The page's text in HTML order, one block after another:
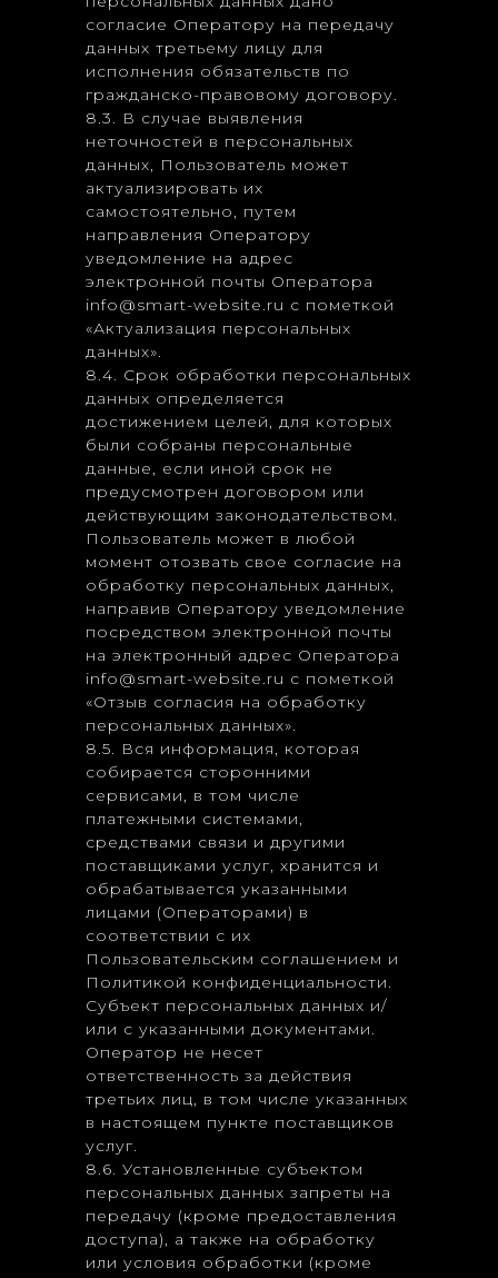
согласие Оператору на передачу
данных третьему лицу для
исполнения обязательств по
гражданско-правовому договору.
8.3. В случае выявления
неточностей в персональных
данных, Пользователь может
актуализировать их
самостоятельно, путем
направления Оператору
уведомление на адрес
электронной почты Оператора
info@smart-website.ru с пометкой
«Актуализация персональных
данных».
8.4. Срок обработки персональных
данных определяется
достижением целей, для которых
были собраны персональные
данные, если иной срок не
предусмотрен договором или
действующим законодательством.
Пользователь может в любой
момент отозвать свое согласие на
обработку персональных данных,
направив Оператору уведомление
посредством электронной почты
на электронный адрес Оператора
info@smart-website.ru с пометкой
«Отзыв согласия на обработку
персональных данных».
8.5. Вся информация, которая
собирается сторонними
сервисами, в том числе
платежными системами,
средствами связи и другими
поставщиками услуг, хранится и
обрабатывается указанными
лицами (Операторами) в
соответствии с их
Пользовательским соглашением и
Политикой конфиденциальности.
Субъект персональных данных и/
или с указанными документами.
Оператор не несет
ответственность за действия
третьих лиц, в том числе указанных
в настоящем пункте поставщиков
услуг.
8.6. Установленные субъектом
персональных данных запреты на
передачу (кроме предоставления
доступа), а также на обработку
или условия обработки (кроме